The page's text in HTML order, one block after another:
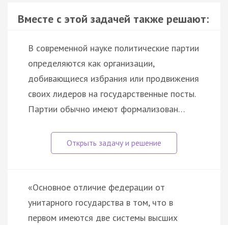
Вместе с этой задачей также решают:
В современной науке политические партии
определяются как организации,
добивающиеся избрания или продвижения
своих лидеров на государственные посты.
Партии обычно имеют формализован…
«Основное отличие федерации от
унитарного государства в том, что в
первом имеются две системы высших